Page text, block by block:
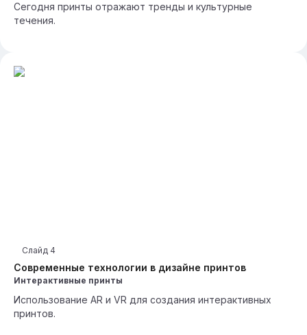
Сегодня принты отражают тренды и культурные
течения.
Современные технологии в дизайне принтов
Слайд 4
Интерактивные принты
Использование AR и VR для создания интерактивных
принтов.